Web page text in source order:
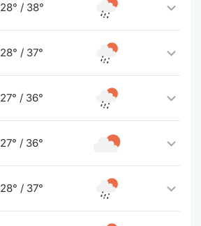
28° / 38°
28° / 37°
27° / 36°
27° / 36°
28° / 37°